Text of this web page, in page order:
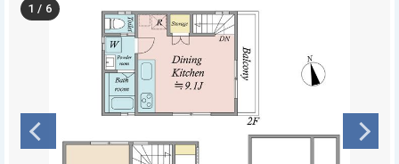
1 / 6